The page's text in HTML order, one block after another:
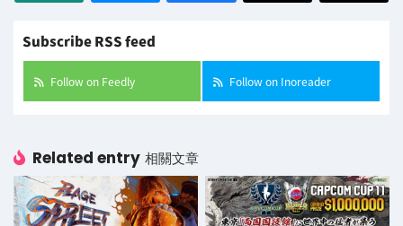
Subscribe RSS feed
Follow on Feedly Follow on Inoreader
Related entry 相關文章